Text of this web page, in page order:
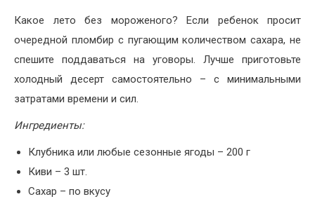
Какое лето без мороженого? Если ребенок просит
очередной пломбир с пугающим количеством сахара, не
спешите поддаваться на уговоры. Лучше приготовьте
холодный десерт самостоятельно – с минимальными
затратами времени и сил.
Ингредиенты:
Клубника или любые сезонные ягоды – 200 г
Киви – 3 шт.
Сахар – по вкусу